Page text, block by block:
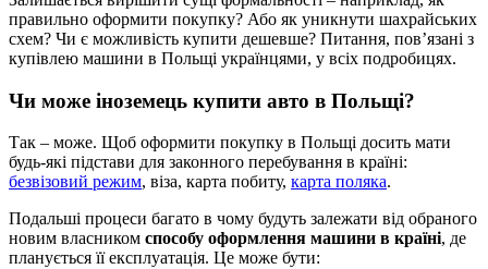
правильно оформити покупку? Або як уникнути шахрайських
схем? Чи є можливість купити дешевше? Питання, пов’язані з
купівлею машини в Польщі українцями, у всіх подробицях.
Чи може іноземець купити авто в Польщі?
Так – може. Щоб оформити покупку в Польщі досить мати
будь-які підстави для законного перебування в країні:
безвізовий режим, віза, карта побиту, карта поляка.
Подальші процеси багато в чому будуть залежати від обраного
новим власником способу оформлення машини в країні, де
планується її експлуатація. Це може бути: